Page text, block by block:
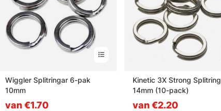
Wiggler Splitringar 6-pak
10mm
van €1.70
Kinetic 3X Strong Splitring
14mm (10-pack)
van €2.20